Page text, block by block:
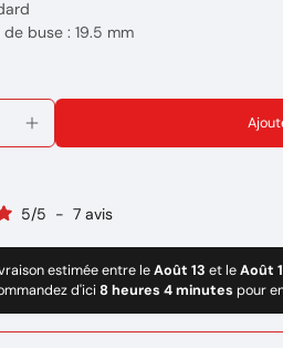
buse : 19.5 mm
: 47 mm
de soudures sur une forte
5/5 - 7 avis
estimée entre leAoût 13 et leAoût
d'ici8 heures 4 minutes pour